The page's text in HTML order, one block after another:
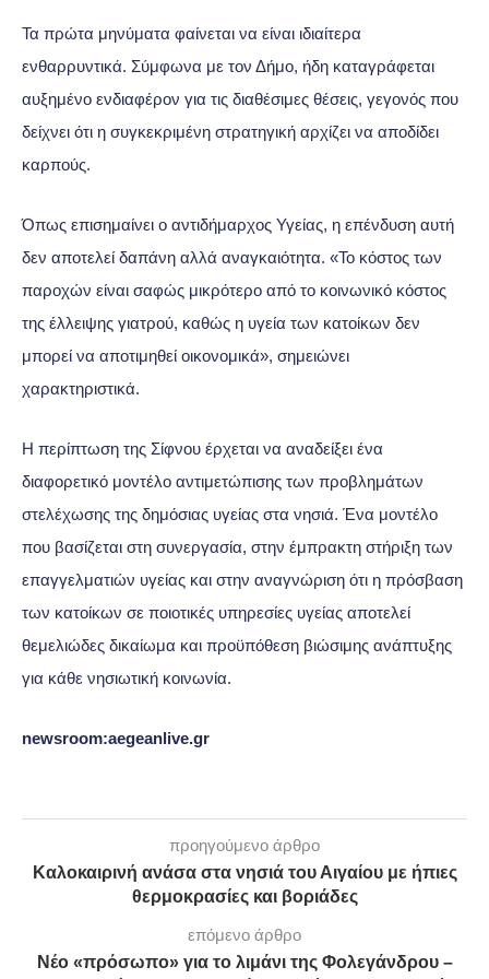
Τα πρώτα μηνύματα φαίνεται να είναι ιδιαίτερα
ενθαρρυντικά. Σύμφωνα με τον Δήμο, ήδη καταγράφεται
αυξημένο ενδιαφέρον για τις διαθέσιμες θέσεις, γεγονός που
δείχνει ότι η συγκεκριμένη στρατηγική αρχίζει να αποδίδει
καρπούς.
Όπως επισημαίνει ο αντιδήμαρχος Υγείας, η επένδυση αυτή
δεν αποτελεί δαπάνη αλλά αναγκαιότητα. «Το κόστος των
παροχών είναι σαφώς μικρότερο από το κοινωνικό κόστος
της έλλειψης γιατρού, καθώς η υγεία των κατοίκων δεν
μπορεί να αποτιμηθεί οικονομικά», σημειώνει
χαρακτηριστικά.
Η περίπτωση της Σίφνου έρχεται να αναδείξει ένα
διαφορετικό μοντέλο αντιμετώπισης των προβλημάτων
στελέχωσης της δημόσιας υγείας στα νησιά. Ένα μοντέλο
που βασίζεται στη συνεργασία, στην έμπρακτη στήριξη των
επαγγελματιών υγείας και στην αναγνώριση ότι η πρόσβαση
των κατοίκων σε ποιοτικές υπηρεσίες υγείας αποτελεί
θεμελιώδες δικαίωμα και προϋπόθεση βιώσιμης ανάπτυξης
για κάθε νησιωτική κοινωνία.
newsroom:aegeanlive.gr
προηγούμενο άρθρο
Καλοκαιρινή ανάσα στα νησιά του Αιγαίου με ήπιες
θερμοκρασίες και βοριάδες
επόμενο άρθρο
Νέο «πρόσωπο» για το λιμάνι της Φολεγάνδρου –